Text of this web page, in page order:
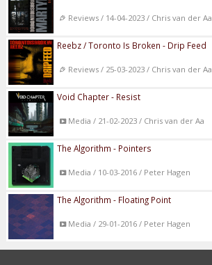
Reviews / 14-04-2023 / Chris van der Aa
Reebz / Toronto Is Broken - Drip Feed
Reviews / 25-03-2023 / Chris van der Aa
Void Chapter - Resist
Media / 21-02-2023 / Chris van der Aa
The Algorithm - Pointers
Media / 10-03-2016 / Peter Hagen
The Algorithm - Floating Point
Media / 29-01-2016 / Peter Hagen